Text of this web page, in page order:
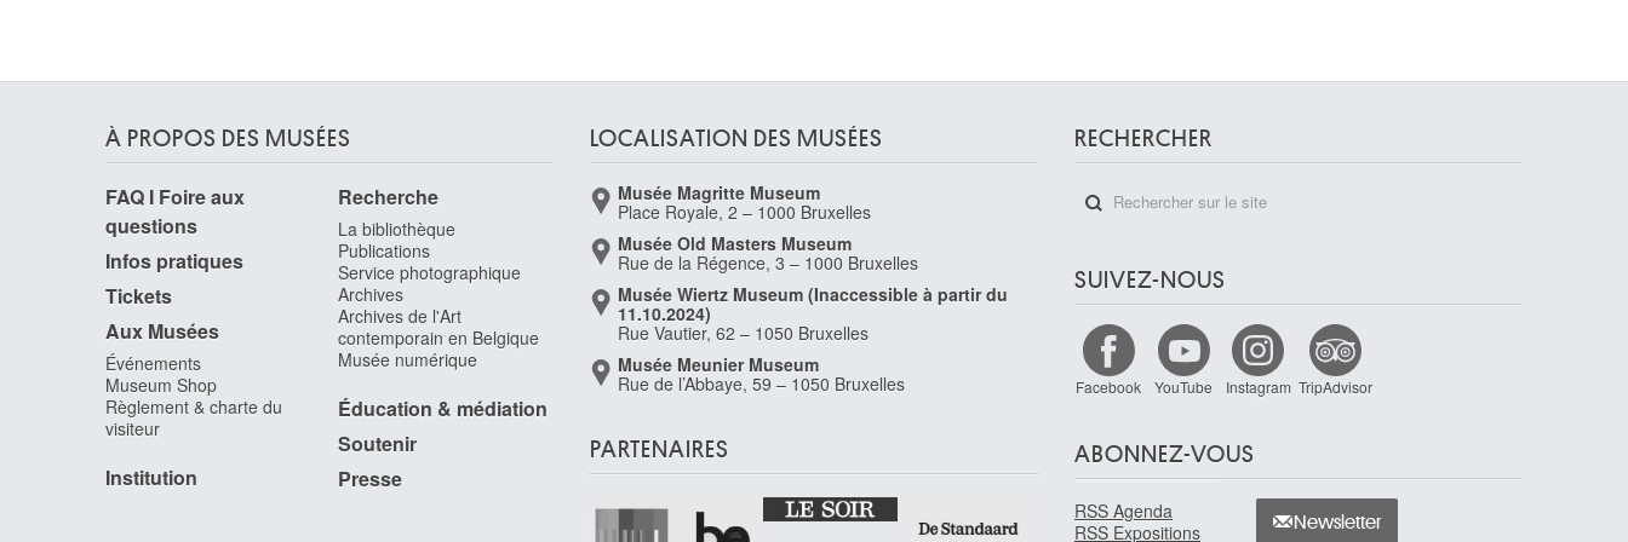
Davies Haydn
1921 - Toronto (Canada) 2008
Davis John Scarlett
Leominster, Hereford and Worcester (Angleterre,
Royaume-Uni) 1804 - Londres (Angleterre,
Royaume-Uni) 1845
Liège 1905 - 1993
de Baellieur I Cornelis
Anvers 1607 - 1671
De Baets Ange
Evergem 1793 - Gand 1855
À PROPOS DES MUSÉES
FAQ I Foire aux
questions
Infos pratiques
Tickets
Aux Musées
Événements
Museum Shop
Règlement & charte du
visiteur
Institution
Recherche
La bibliothèque
Publications
Service photographique
Archives
Archives de l'Art
contemporain en Belgique
Musée numérique
Éducation & médiation
Soutenir
Presse
LOCALISATION DES MUSÉES
Musée Magritte Museum
Place Royale, 2 – 1000 Bruxelles
Musée Old Masters Museum
Rue de la Régence, 3 – 1000 Bruxelles
Musée Wiertz Museum (Inaccessible à partir du
11.10.2024)
Rue Vautier, 62 – 1050 Bruxelles
Musée Meunier Museum
Rue de l’Abbaye, 59 – 1050 Bruxelles
PARTENAIRES
RECHERCHER
SUIVEZ-NOUS
Facebook YouTube Instagram TripAdvisor
ABONNEZ-VOUS
RSS Agenda
RSS Expositions
Newsletter